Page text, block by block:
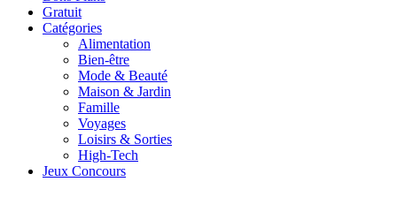
Gratuit
Catégories
Alimentation
Bien-être
Mode & Beauté
Maison & Jardin
Famille
Voyages
Loisirs & Sorties
High-Tech
Jeux Concours